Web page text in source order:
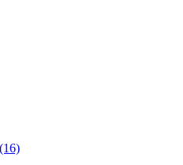
(16)